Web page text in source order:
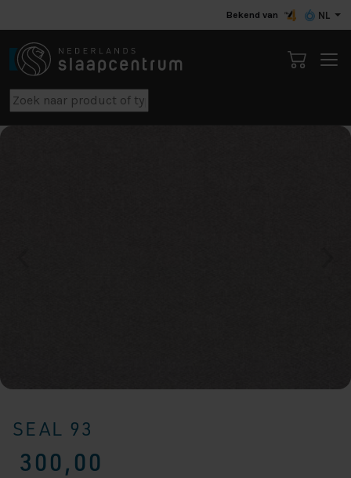
Bekend van NL
SEAL 93
300,00